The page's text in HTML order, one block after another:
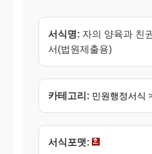
서식명: 자의 양육과 친
서(법원제출용)
카테고리: 민원행정서식
서식포맷: